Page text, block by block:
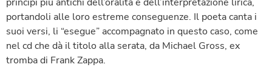
portandoli alle loro estreme conseguenze. Il poeta canta i
suoi versi, li “esegue” accompagnato in questo caso, come
nel cd che dà il titolo alla serata, da Michael Gross, ex
tromba di Frank Zappa.